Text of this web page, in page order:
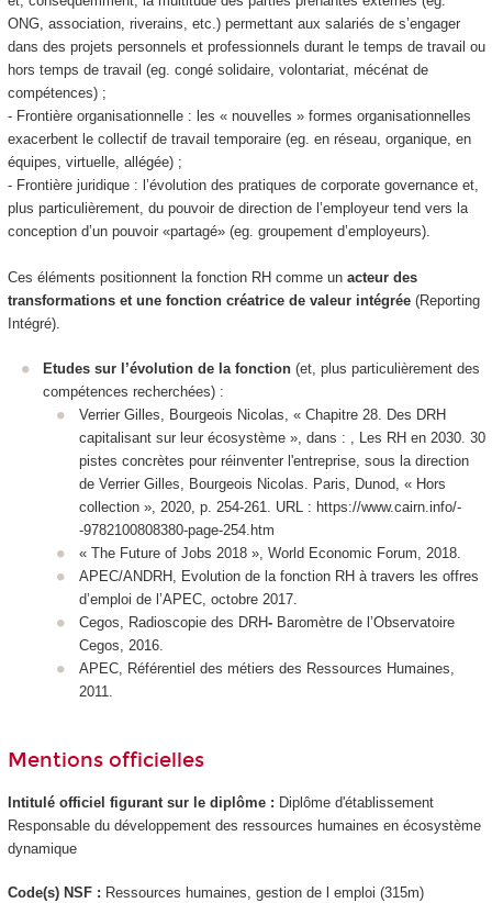
ONG, association, riverains, etc.) permettant aux salariés de s’engager
dans des projets personnels et professionnels durant le temps de travail ou
hors temps de travail (eg. congé solidaire, volontariat, mécénat de
compétences) ;
- Frontière organisationnelle : les « nouvelles » formes organisationnelles
exacerbent le collectif de travail temporaire (eg. en réseau, organique, en
équipes, virtuelle, allégée) ;
- Frontière juridique : l’évolution des pratiques de corporate governance et,
plus particulièrement, du pouvoir de direction de l’employeur tend vers la
conception d’un pouvoir «partagé» (eg. groupement d’employeurs).
Ces éléments positionnent la fonction RH comme un acteur des
transformations et une fonction créatrice de valeur intégrée(Reporting
Intégré).
Etudes sur l’évolution de la fonction (et, plus particulièrement des
compétences recherchées) :
Verrier Gilles, Bourgeois Nicolas, « Chapitre 28. Des DRH
capitalisant sur leur écosystème », dans : , Les RH en 2030. 30
pistes concrètes pour réinventer l'entreprise, sous la direction
de Verrier Gilles, Bourgeois Nicolas. Paris, Dunod, « Hors
collection », 2020, p. 254-261. URL : https://www.cairn.info/-
-9782100808380-page-254.htm
« The Future of Jobs 2018 », World Economic Forum, 2018.
APEC/ANDRH, Evolution de la fonction RH à travers les offres
d’emploi de l’APEC, octobre 2017.
Cegos, Radioscopie des DRH- Baromètre de l’Observatoire
Cegos, 2016.
APEC, Référentiel des métiers des Ressources Humaines,
2011.
Mentions officielles
Intitulé officiel figurant sur le diplôme : Diplôme d'établissement
Responsable du développement des ressources humaines en écosystème
dynamique
Code(s) NSF : Ressources humaines, gestion de l emploi (315m)